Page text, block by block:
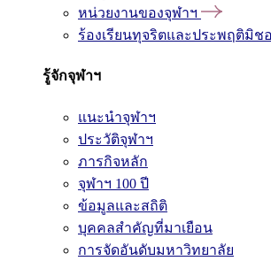
หน่วยงานของจุฬาฯ
ร้องเรียนทุจริตและประพฤติมิช
รู้จักจุฬาฯ
แนะนำจุฬาฯ
ประวัติจุฬาฯ
ภารกิจหลัก
จุฬาฯ 100 ปี
ข้อมูลและสถิติ
บุคคลสำคัญที่มาเยือน
การจัดอันดับมหาวิทยาลัย